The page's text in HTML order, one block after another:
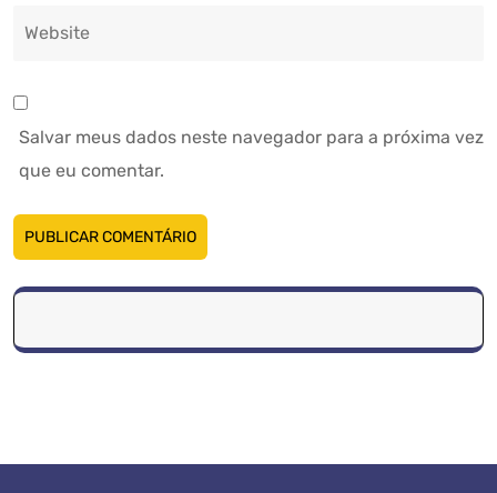
Salvar meus dados neste navegador para a próxima vez
que eu comentar.